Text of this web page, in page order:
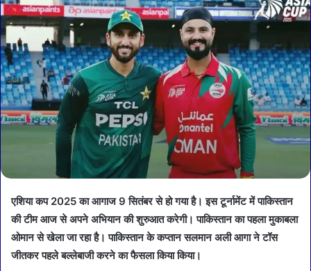
एशिया कप 2025 का आगाज 9 सितंबर से हो गया है। इस टूर्नामेंट में पाकिस्तान
की टीम आज से अपने अभियान की शुरुआत करेगी। पाकिस्तान का पहला मुकाबला
ओमान से खेला जा रहा है। पाकिस्तान के कप्तान सलमान अली आगा ने टॉस
जीतकर पहले बल्लेबाजी करने का फैसला किया किया।